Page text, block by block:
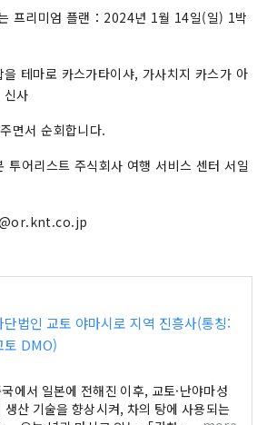
프리미엄 플랜：2024년 1월 14일(일) 1박
테마로 카스가타이샤, 가사치지 카스가 아
신사
면서 순회합니다.
투어리스트 주식회사 여행 서비스 센터 서일
단법인 교토 야마시로 지역 진흥사(통칭:
토 DMO)
에서 일본에 전해진 이후, 교토·난야마성
생산 기술을 향상시켜, 차의 탕에 사용되는